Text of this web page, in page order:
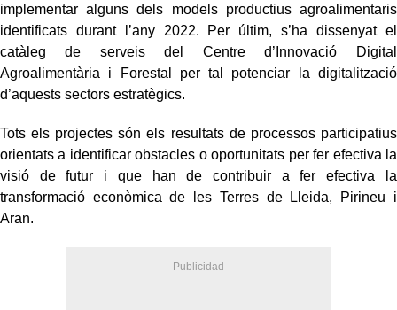
implementar alguns dels models productius agroalimentaris
identificats durant l’any 2022. Per últim, s’ha dissenyat el
catàleg de serveis del Centre d’Innovació Digital
Agroalimentària i Forestal per tal potenciar la digitalització
d’aquests sectors estratègics.
Tots els projectes són els resultats de processos participatius
orientats a identificar obstacles o oportunitats per fer efectiva la
visió de futur i que han de contribuir a fer efectiva la
transformació econòmica de les Terres de Lleida, Pirineu i
Aran.